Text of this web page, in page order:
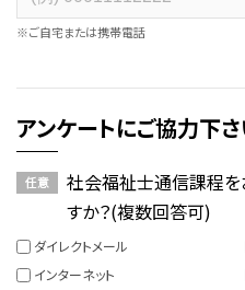
※ご自宅または携帯電話
アンケートにご協力下
社会福祉士通信課程を
すか？(複数回答可)
ダイレクトメール
インターネット